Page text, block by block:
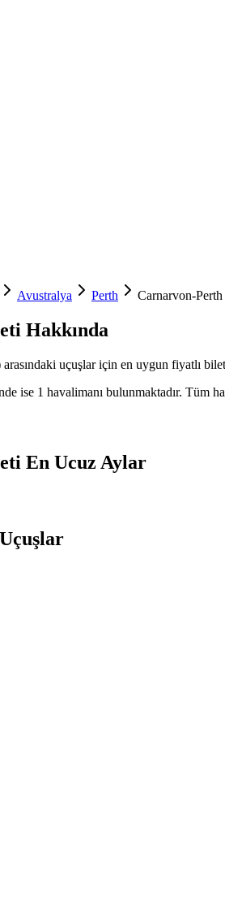
Avustralya Perth Carnarvon-Perth
Hakkında
uçuşlar için en uygun fiyatlı
ise 1 havalimanı bulunmaktadır. Tüm
En Ucuz Aylar